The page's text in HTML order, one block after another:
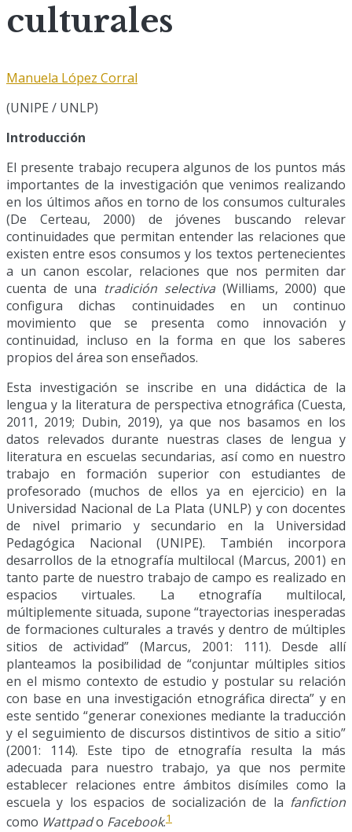
culturales
Manuela López Corral
(UNIPE / UNLP)
Introducción
El presente trabajo recupera algunos de los puntos más
importantes de la investigación que venimos realizando
en los últimos años en torno de los consumos culturales
(De Certeau, 2000) de jóvenes buscando relevar
continuidades que permitan entender las relaciones que
existen entre esos consumos y los textos pertenecientes
a un canon escolar, relaciones que nos permiten dar
cuenta de una tradición selectiva(Williams, 2000) que
configura dichas continuidades en un continuo
movimiento que se presenta como innovación y
continuidad, incluso en la forma en que los saberes
propios del área son enseñados.
Esta investigación se inscribe en una didáctica de la
lengua y la literatura de perspectiva etnográfica (Cuesta,
2011, 2019; Dubin, 2019), ya que nos basamos en los
datos relevados durante nuestras clases de lengua y
literatura en escuelas secundarias, así como en nuestro
trabajo en formación superior con estudiantes de
profesorado (muchos de ellos ya en ejercicio) en la
Universidad Nacional de La Plata (UNLP) y con docentes
de nivel primario y secundario en la Universidad
Pedagógica Nacional (UNIPE). También incorpora
desarrollos de la etnografía multilocal (Marcus, 2001) en
tanto parte de nuestro trabajo de campo es realizado en
espacios virtuales. La etnografía multilocal,
múltiplemente situada, supone “trayectorias inesperadas
de formaciones culturales a través y dentro de múltiples
sitios de actividad” (Marcus, 2001: 111). Desde allí
planteamos la posibilidad de “conjuntar múltiples sitios
en el mismo contexto de estudio y postular su relación
con base en una investigación etnográfica directa” y en
este sentido “generar conexiones mediante la traducción
y el seguimiento de discursos distintivos de sitio a sitio”
(2001: 114). Este tipo de etnografía resulta la más
adecuada para nuestro trabajo, ya que nos permite
establecer relaciones entre ámbitos disímiles como la
escuela y los espacios de socialización de la fanfiction
como Wattpado Facebook.1